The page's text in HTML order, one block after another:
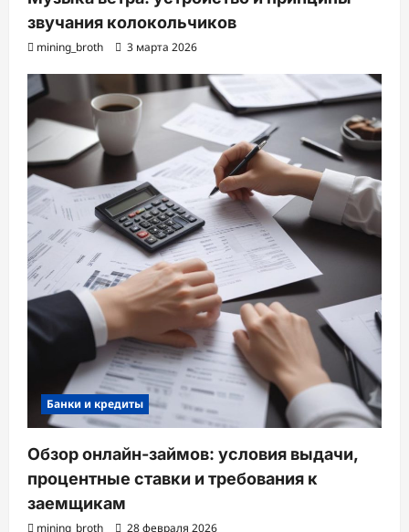
звучания колокольчиков
mining_broth 3 марта 2026
Банки и кредиты
Обзор онлайн-займов: условия выдачи,
процентные ставки и требования к
заемщикам
mining_broth 28 февраля 2026